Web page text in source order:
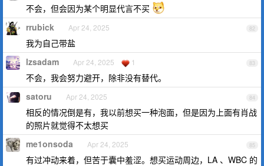
不会，但会因为某个明显代言不买
82
rrubick Apr 24, 2025
我为自己带盐
83
lzsadam Apr 24, 2025 1
不会，我会努力避开，除非没有替代。
84
satoru Apr 24, 2025
相反的情况倒是有，我以前想买一种泡面，但是因为上面有肖战
的照片就觉得不太想买
85
me1onsoda Apr 24, 2025
有过冲动来着，但苦于囊中羞涩。想买运动周边，LA 、WBC 的